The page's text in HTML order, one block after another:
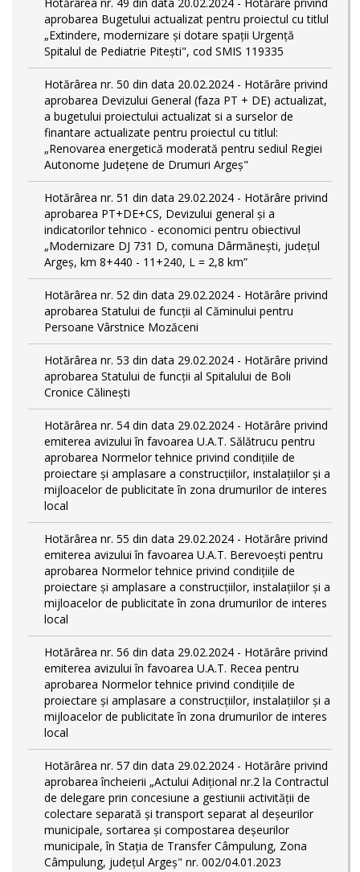
aprobarea Bugetului actualizat pentru proiectul cu titlul
„Extindere, modernizare și dotare spații Urgență
Spitalul de Pediatrie Pitești", cod SMIS 119335
Hotărârea nr. 50 din data 20.02.2024 - Hotărâre privind
aprobarea Devizului General (faza PT + DE) actualizat,
a bugetului proiectului actualizat si a surselor de
finantare actualizate pentru proiectul cu titlul:
„Renovarea energetică moderată pentru sediul Regiei
Autonome Județene de Drumuri Argeș"
Hotărârea nr. 51 din data 29.02.2024 - Hotărâre privind
aprobarea PT+DE+CS, Devizului general și a
indicatorilor tehnico - economici pentru obiectivul
„Modernizare DJ 731 D, comuna Dârmănești, județul
Argeș, km 8+440 - 11+240, L = 2,8 km”
Hotărârea nr. 52 din data 29.02.2024 - Hotărâre privind
aprobarea Statului de funcţii al Căminului pentru
Persoane Vârstnice Mozăceni
Hotărârea nr. 53 din data 29.02.2024 - Hotărâre privind
aprobarea Statului de funcții al Spitalului de Boli
Cronice Călinești
Hotărârea nr. 54 din data 29.02.2024 - Hotărâre privind
emiterea avizului în favoarea U.A.T. Sălătrucu pentru
aprobarea Normelor tehnice privind condiţiile de
proiectare şi amplasare a construcţiilor, instalaţiilor şi a
mijloacelor de publicitate în zona drumurilor de interes
local
Hotărârea nr. 55 din data 29.02.2024 - Hotărâre privind
emiterea avizului în favoarea U.A.T. Berevoești pentru
aprobarea Normelor tehnice privind condiţiile de
proiectare şi amplasare a construcţiilor, instalaţiilor şi a
mijloacelor de publicitate în zona drumurilor de interes
local
Hotărârea nr. 56 din data 29.02.2024 - Hotărâre privind
emiterea avizului în favoarea U.A.T. Recea pentru
aprobarea Normelor tehnice privind condiţiile de
proiectare şi amplasare a construcţiilor, instalaţiilor şi a
mijloacelor de publicitate în zona drumurilor de interes
local
Hotărârea nr. 57 din data 29.02.2024 - Hotărâre privind
aprobarea încheierii „Actului Adițional nr.2 la Contractul
de delegare prin concesiune a gestiunii activității de
colectare separată și transport separat al deşeurilor
municipale, sortarea și compostarea deșeurilor
municipale, în Stația de Transfer Câmpulung, Zona
Câmpulung, județul Argeș" nr. 002/04.01.2023